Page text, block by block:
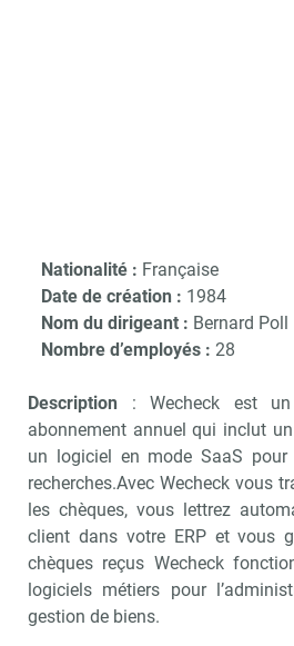
Nationalité : Française
Date de création : 1984
Nom du dirigeant : Bernard Poll
Nombre d’employés : 28
Description : Wecheck est
abonnement annuel qui inclut
un logiciel en mode SaaS
recherches.Avec Wecheck vous
les chèques, vous lettrez
client dans votre ERP et vous
chèques reçus Wecheck
logiciels métiers pour
gestion de biens.